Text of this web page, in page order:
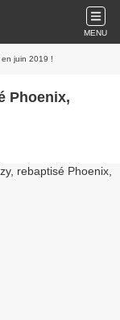
MENU
juin 2019 !
Phoenix,